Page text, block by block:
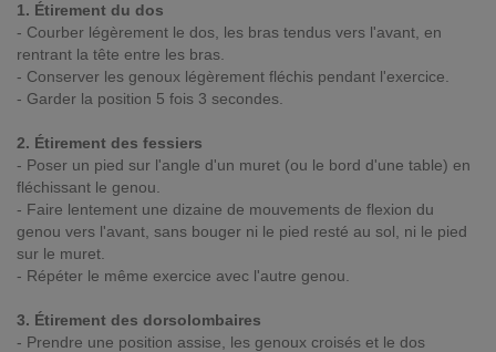
1. Étirement du dos
- Courber légèrement le dos, les bras tendus vers l'avant, en
rentrant la tête entre les bras.
- Conserver les genoux légèrement fléchis pendant l'exercice.
- Garder la position 5 fois 3 secondes.
2. Étirement des fessiers
- Poser un pied sur l'angle d'un muret (ou le bord d'une table) en
fléchissant le genou.
- Faire lentement une dizaine de mouvements de flexion du
genou vers l'avant, sans bouger ni le pied resté au sol, ni le pied
sur le muret.
- Répéter le même exercice avec l'autre genou.
3. Étirement des dorsolombaires
- Prendre une position assise, les genoux croisés et le dos